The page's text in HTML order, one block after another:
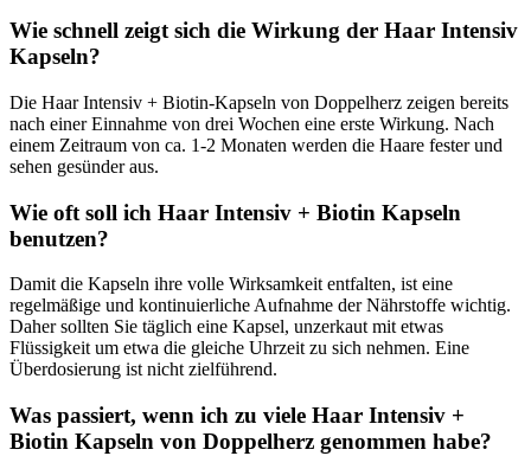
Wie schnell zeigt sich die Wirkung der Haar Intensiv
Kapseln?
Die Haar Intensiv + Biotin-Kapseln von Doppelherz zeigen bereits
nach einer Einnahme von drei Wochen eine erste Wirkung. Nach
einem Zeitraum von ca. 1-2 Monaten werden die Haare fester und
sehen gesünder aus.
Wie oft soll ich Haar Intensiv + Biotin Kapseln
benutzen?
Damit die Kapseln ihre volle Wirksamkeit entfalten, ist eine
regelmäßige und kontinuierliche Aufnahme der Nährstoffe wichtig.
Daher sollten Sie täglich eine Kapsel, unzerkaut mit etwas
Flüssigkeit um etwa die gleiche Uhrzeit zu sich nehmen. Eine
Überdosierung ist nicht zielführend.
Was passiert, wenn ich zu viele Haar Intensiv +
Biotin Kapseln von Doppelherz genommen habe?